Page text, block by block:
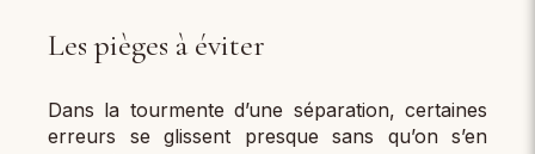
Les pièges à éviter
Dans la tourmente d’une séparation, certaines
erreurs se glissent presque sans qu’on s’en